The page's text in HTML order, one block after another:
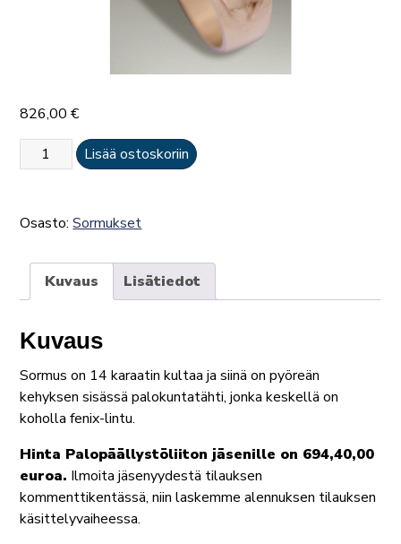
826,00€
Päällystösormus
määrä
Lisää ostoskoriin
Osasto:Sormukset
Kuvaus Lisätiedot
Kuvaus
Sormus on 14 karaatin kultaa ja siinä on pyöreän
kehyksen sisässä palokuntatähti, jonka keskellä on
koholla fenix-lintu.
Hinta Palopäällystöliiton jäsenille on 694,40,00
euroa. Ilmoita jäsenyydestä tilauksen
kommenttikentässä, niin laskemme alennuksen tilauksen
käsittelyvaiheessa.